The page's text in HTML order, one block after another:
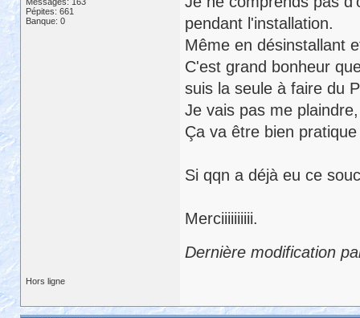
Pépites: 661
Banque: 0
pendant l'installation.
Même en désinstallant
C'est grand bonheur
suis la seule à faire du
Je vais pas me
Ça va être bien
Si qqn a déjà eu ce
Merciiiiiiiiii.
Dernière modification
Hors ligne